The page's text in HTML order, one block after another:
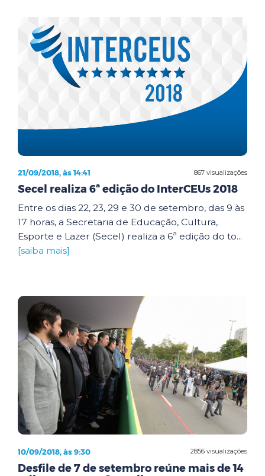
867 visualizações
21/09/2018, às 14:41
Secel realiza 6ª edição do InterCEUs 2018
Entre os dias 22, 23, 29 e 30 de setembro, das 9 às
17 horas, a Secretaria de Educação, Cultura,
Esporte e Lazer (Secel) realiza a 6ª edição do to...
[saiba mais]
2856 visualizações
10/09/2018, às 9:30
Desfile de 7 de setembro reúne mais de 14